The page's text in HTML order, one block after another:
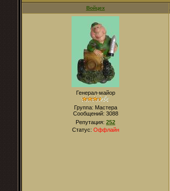
Войцех
Генерал-майор
Группа: Мастера
Сообщений: 3088
Репутация: 252
Статус: Оффлайн